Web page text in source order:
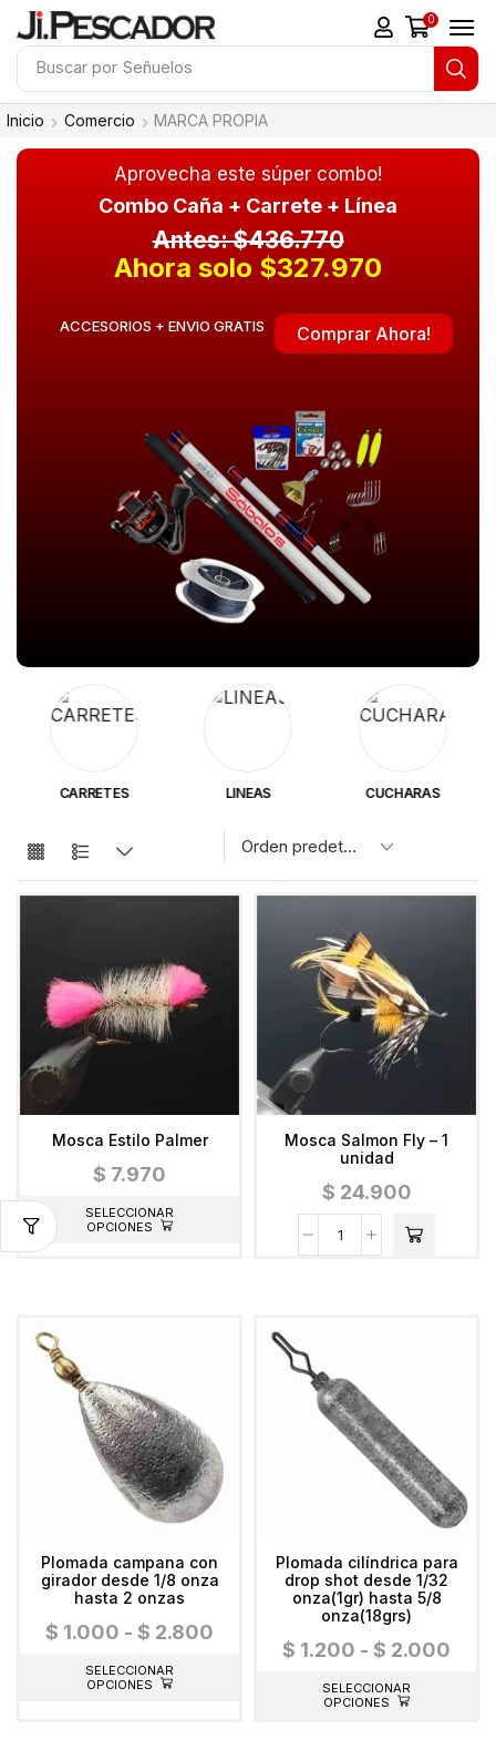
Buscar por Señuelos
0
Inicio Comercio MARCA PROPIA
Aprovecha este súper combo!
Combo Caña + Carrete + Línea
Antes: $436.770
Ahora solo $327.970
ACCESORIOS + ENVIO GRATIS Comprar Ahora!
CARRETES LINEAS CUCHARAS
Mosca Estilo Palmer
$ 7.970
SELECCIONAR
OPCIONES
Mosca Salmon Fly – 1
unidad
$ 24.900
Plomada campana con
girador desde 1/8 onza
hasta 2 onzas
$ 1.000 - $ 2.800
SELECCIONAR
OPCIONES
Plomada cilíndrica para
drop shot desde 1/32
onza(1gr) hasta 5/8
onza(18grs)
$ 1.200 - $ 2.000
SELECCIONAR
OPCIONES